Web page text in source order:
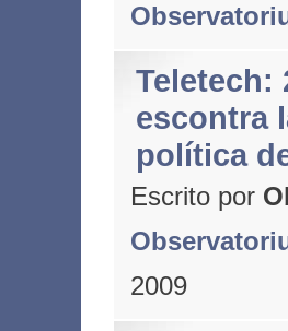
Teletech:
escontra
política
Escrito por
2009